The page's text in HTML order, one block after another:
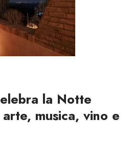
la Notte
musica, vino e